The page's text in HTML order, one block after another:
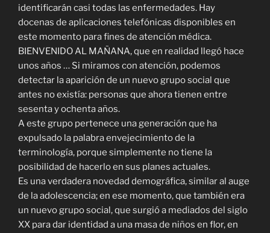
identificarán casi todas las enfermedades. Hay
docenas de aplicaciones telefónicas disponibles en
este momento para fines de atención médica.
BIENVENIDO AL MAÑANA, que en realidad llegó hace
unos años … Si miramos con atención, podemos
detectar la aparición de un nuevo grupo social que
antes no existía: personas que ahora tienen entre
sesenta y ochenta años.
A este grupo pertenece una generación que ha
expulsado la palabra envejecimiento de la
terminología, porque simplemente no tiene la
posibilidad de hacerlo en sus planes actuales.
Es una verdadera novedad demográfica, similar al auge
de la adolescencia; en ese momento, que también era
un nuevo grupo social, que surgió a mediados del siglo
XX para dar identidad a una masa de niños en flor, en